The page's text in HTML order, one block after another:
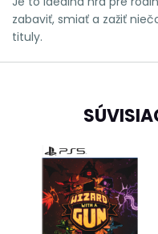
zabaviť, smiať a zažiť
tituly.